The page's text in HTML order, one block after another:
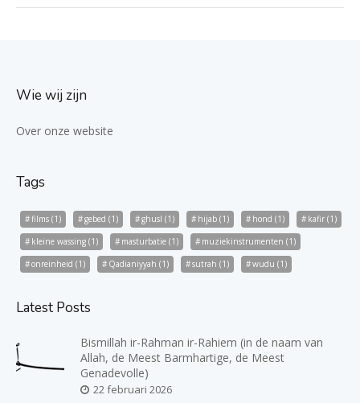
Wie wij zijn
Over onze website
Tags
films (1) gebed (1) ghusl (1) hijab (1) hond (1) kafir (1)
kleine wassing (1) masturbatie (1) muziekinstrumenten (1)
onreinheid (1) Qadianiyyah (1) sutrah (1) wudu (1)
Latest Posts
Bismillah ir-Rahman ir-Rahiem (in de naam van
Allah, de Meest Barmhartige, de Meest
Genadevolle)
22 februari 2026